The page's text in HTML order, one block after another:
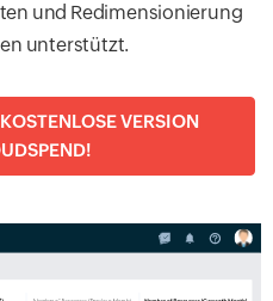
und Redimensionierung
unterstützt.
VERSION